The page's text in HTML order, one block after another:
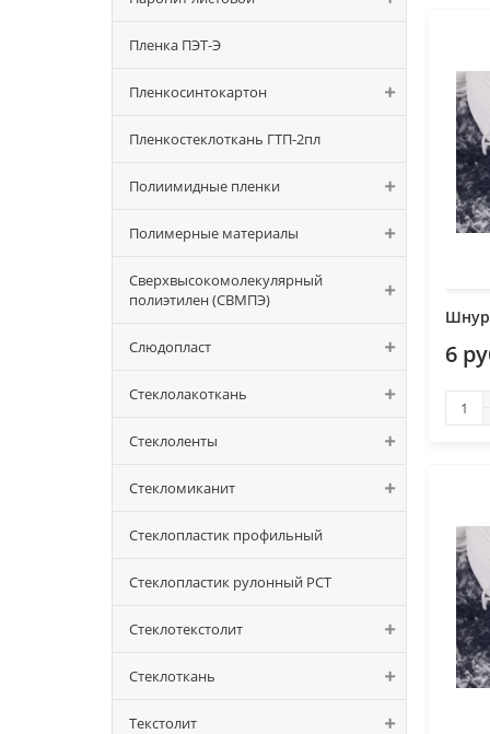
Пленка ПЭТ-Э
Пленкосинтокартон
Пленкостеклоткань ГТП-2пл
Полиимидные пленки
Полимерные материалы
Сверхвысокомолекулярный
полиэтилен (СВМПЭ)
Слюдопласт
Стеклолакоткань
Стеклоленты
Стекломиканит
Стеклопластик профильный
Стеклопластик рулонный РСТ
Стеклотекстолит
Стеклоткань
Текстолит
6